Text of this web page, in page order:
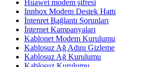
Huawei modem şifresi
Innbox Modem Destek Hattı
İntenret Bağlantı Sorunları
İnternet Kampanyaları
Kablonet Modem Kurulumu
Kablosuz Ağ Adını Gizleme
Kablosuz Ağ Kurulumu